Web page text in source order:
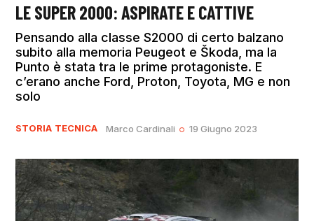
LE SUPER 2000: ASPIRATE E CATTIVE
Pensando alla classe S2000 di certo balzano
subito alla memoria Peugeot e Škoda, ma la
Punto è stata tra le prime protagoniste. E
c’erano anche Ford, Proton, Toyota, MG e non
solo
STORIA TECNICA Marco Cardinali 19 Giugno 2023